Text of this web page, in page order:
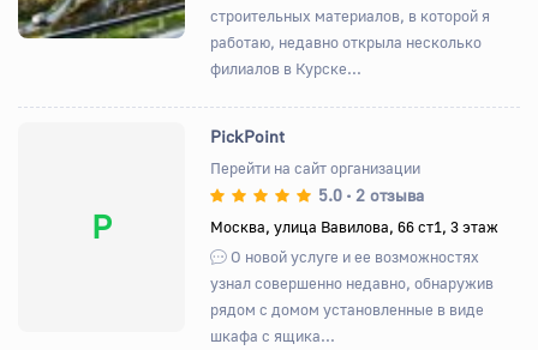
строительных материалов, в которой я
работаю, недавно открыла несколько
филиалов в Курске...
P
PickPoint
Перейти на сайт организации
5.0 • 2 отзыва
Москва, улица Вавилова, 66 ст1, 3 этаж
О новой услуге и ее возможностях
узнал совершенно недавно, обнаружив
рядом с домом установленные в виде
шкафа с ящика...